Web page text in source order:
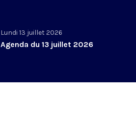
Lundi 13 juillet 2026
Agenda du 13 juillet 2026